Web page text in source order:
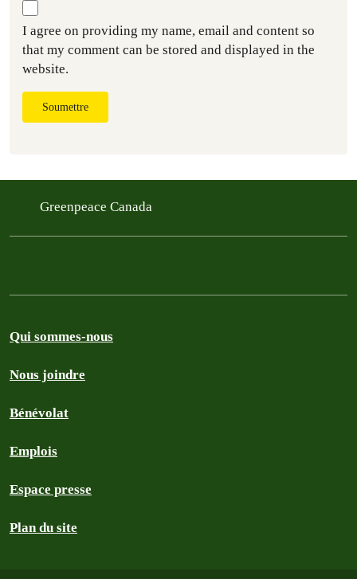
I agree on providing my name, email and content so
that my comment can be stored and displayed in the
website.
Soumettre
Greenpeace Canada
Qui sommes-nous
Nous joindre
Bénévolat
Emplois
Espace presse
Plan du site